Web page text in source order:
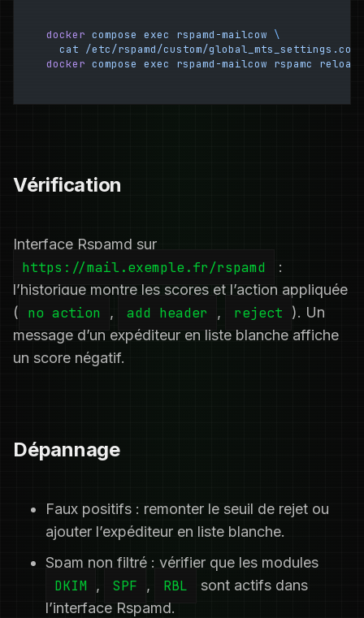
docker compose exec rspamd-mailcow \
  cat
/etc/rspamd/custom/global_mts_settings.conf
docker compose exec rspamd-mailcow rspamc reload
Vérification
Interface Rspamd sur
https://mail.exemple.fr/rspamd
:
l’historique montre les scores et l’action appliquée
(
no action , add header , reject
). Un
message d’un expéditeur en liste blanche affiche
un score négatif.
Dépannage
Faux positifs : remonter le seuil de rejet ou
ajouter l’expéditeur en liste blanche.
Spam non filtré : vérifier que les modules
DKIM , SPF , RBL
sont actifs dans
l’interface Rspamd.